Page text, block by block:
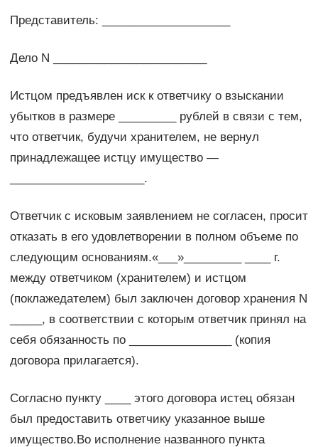
Представитель: ____________________
Дело N ________________________
Истцом предъявлен иск к ответчику о взыскании
убытков в размере _________ рублей в связи с тем,
что ответчик, будучи хранителем, не вернул
принадлежащее истцу имущество —
_____________________.
Ответчик с исковым заявлением не согласен, просит
отказать в его удовлетворении в полном объеме по
следующим основаниям.«___»_________ ____ г.
между ответчиком (хранителем) и истцом
(поклажедателем) был заключен договор хранения N
_____, в соответствии с которым ответчик принял на
себя обязанность по ________________ (копия
договора прилагается).
Согласно пункту ____ этого договора истец обязан
был предоставить ответчику указанное выше
имущество.Во исполнение названного пункта